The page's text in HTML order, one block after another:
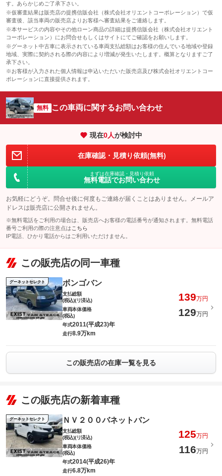
す。あらかじめご了承下さい。
※仮審査結果は販売店の提携信販会社（株式会社オリエントコーポレーション）で仮
審査後、該当車両の販売店よりお客様へ審査結果をご連絡します。
※本サービスの内容やその他ローン商品の詳細は提携信販会社（株式会社オリエント
コーポレーション）にお問合せもしくはサイトにてご確認をお願いします。
※グーネット中古車に表示されている車両支払総額はお客様の住んでいる地域や登録
地域、実際に契約される際の内容により増減が発生いたします。概算となりますご了
承下さい。
※お客様が入力された個人情報は申込いただいた販売店及び株式会社オリエントコー
ポレーションに直接提供されます。
無料 この車両に関するお問い合わせ
現在0人が検討中
在庫確認・見積り依頼(無料)
まずは在庫確認・見積り依頼
無料電話でお問い合わせ
お気軽にどうぞ。問合せ後に何度もご連絡が届くことはありません。メールア
ドレスは販売店に公開されません。
※無料電話をご利用の場合は、販売店へお客様の電話番号が通知されます。無料電話
番号ご利用の際の注意点は こちら
IP電話、ひかり電話からはご利用いただけません。
この販売店の同一車種
グーネットセレクト ボンゴバン
支払総額
(税込)(リ済込)
139万円
車両本体価格
(税込)
129万円
年式2011(平成23)年
走行8.9万km
この販売店の在庫一覧を見る
この販売店の新着車種
グーネットセレクト ＮＶ２００バネットバン
支払総額
(税込)(リ済込)
125万円
車両本体価格
(税込)
116万円
年式2014(平成26)年
走行6.8万km